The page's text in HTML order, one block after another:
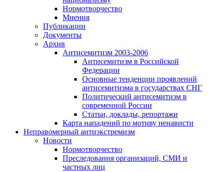
Нормотворчество
Мнения
Публикации
Документы
Архив
Антисемитизм 2003-2006
Антисемитизм в Российской
Федерации
Основные тенденции проявлений
антисемитизма в государствах СНГ
Политический антисемитизм в
современной России
Статьи, доклады, репортажи
Карта нападений по мотиву ненависти
Неправомерный антиэкстремизм
Новости
Нормотворчество
Преследования организаций, СМИ и
частных лиц